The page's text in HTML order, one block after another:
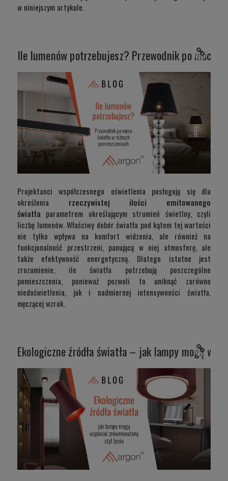
w niniejszym artykule.
Ile lumenów potrzebujesz? Przewodnik po mocy
Projektanci współczesnego oświetlenia posługują się dla
określenia rzeczywistej ilości emitowanego
światła parametrem określającym strumień świetlny, czyli
liczbę lumenów. Właściwy dobór światła pod kątem tej wartości
nie tylko wpływa na komfort widzenia, ale również na
funkcjonalność przestrzeni, panującą w niej atmosferę, ale
także efektywność energetyczną. Dlatego istotne jest
zrozumienie, ile światła potrzebują poszczególne
pomieszczenia, ponieważ pozwoli to uniknąć zarówno
niedoświetlenia, jak i nadmiernej intensywności światła,
męczącej wzrok.
Ekologiczne źródła światła – jak lampy mogą